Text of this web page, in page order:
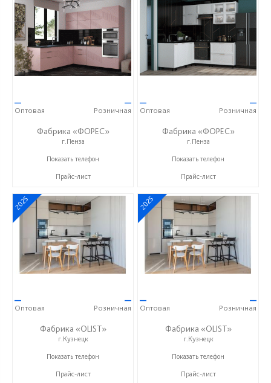
—
Оптовая
—
Розничная
Фабрика «ФОРЕС»
г.Пенза
+7 (8412) 73-85-16
Показать телефон
Прайс-лист
—
Оптовая
—
Розничная
Фабрика «ФОРЕС»
г.Пенза
+7 (8412) 73-85-16
Показать телефон
Прайс-лист
2025
—
Оптовая
—
Розничная
Фабрика «OLIST»
г.Кузнецк
+7 937 412 77 79
Показать телефон
Прайс-лист
2025
—
Оптовая
—
Розничная
Фабрика «OLIST»
г.Кузнецк
+7 937 412 77 79
Показать телефон
Прайс-лист